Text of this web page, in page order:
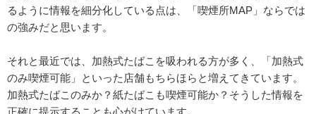
るように情報を細分化している点は、「喫煙所MAP」ならでは
の強みだと思います。
それと最近では、加熱式たばこを吸われる方が多く、「加熱式
のみ喫煙可能」といった店舗もちらほらと増えてきています。
加熱式たばこのみか？紙たばこも喫煙可能か？そうした情報を
正確に提示することも心がけています。